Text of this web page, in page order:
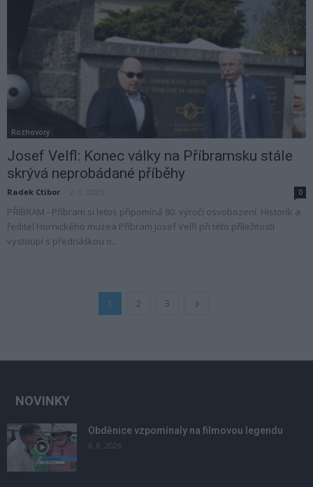
Rozhovory
Josef Velfl: Konec války na Příbramsku stále
skrývá neprobádané příběhy
Radek Ctibor 0
PŘÍBRAM - Příbram si letos připomíná 80. výročí osvobození. Historik a
ředitel Hornického muzea Příbram Josef Velfl při této příležitosti
vystoupí s přednáškou o...
1 2 3
NOVINKY
Obděnice vzpomínaly na filmovou legendu
6. 8. 2026